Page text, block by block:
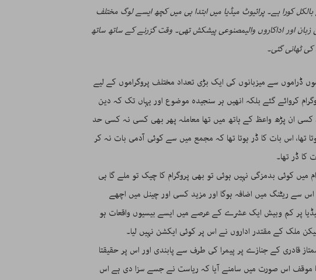
کورا ہے۔ پرائیوٹ میڈیا میں ابتدا ہی میں کچھ ایسے لوگ مختلف
اور اداکاروں والیمصنوعی پیشکش تھی۔ وقت گزرنے کے ساتھ ساتھ
ٹھانی گئی۔
ڈراموں سے میزبانوں کی ایک بڑی تعداد مختلف پروگراموں کے لیے
کروائے گئے بلکہ انھیں ہر سنجیدہ موضوع اور یہاں تک کہ دین
ان پڑھ واعظ کے ہاتھ میں تھا معاملہ پھر بھی کسی نہ کسی حد
تھا، اس بات کا ڈر ہوتا تھا کہ مجمع میں سے کوئی آدمی بات نہ کر
ڈر تھا۔
کوئی بدمزگی نہیں ہوئی تو بھی پروگرام کا چیک تو ملے گا ہی
سے ریٹنگ میں اضافہ ہوگا اور مزید کسی اور چینل میں اچھے
پر کم وبیش ایک عشرے کے عرصے میں ایسے بیسیوں واقعات ہو
ملک کے مقتدر اداروں نے اس پر کوئی ایکشن نہیں لیا۔
قادری کے جنازے پر پیمرا کی طرف سے پابندی اور اس پر حقیقتا
موقف اس صورت میں سامنے آیا کہ ریاست نے جسے سزا دی ہے اس